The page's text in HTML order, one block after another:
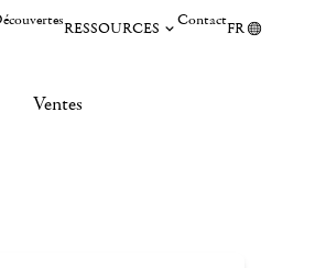
RESSOURCES ContactFR
Ventes